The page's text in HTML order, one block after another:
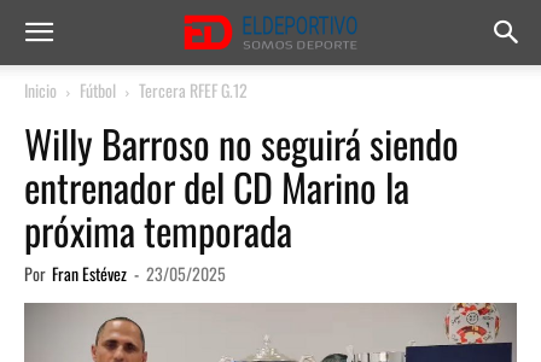
Inicio Fútbol Tercera RFEF G.12
Willy Barroso no seguirá siendo
entrenador del CD Marino la
próxima temporada
Por Fran Estévez - 23/05/2025